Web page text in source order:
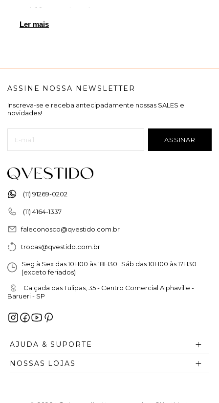
até 10x sem juros!
Ler mais
(11) 91269-0202
(11) 4164-1337
faleconosco@qvestido.com.br
trocas@qvestido.com.br
Seg à Sex das 10H00 às 18H30 Sáb das 10H00 às 17H30
(exceto feriados)
Calçada das Tulipas, 35 - Centro Comercial Alphaville -
Barueri - SP
AJUDA & SUPORTE
NOSSAS LOJAS
ASSINE NOSSA NEWSLETTER
Inscreva-se e receba antecipadamente nossas SALES e
novidades!